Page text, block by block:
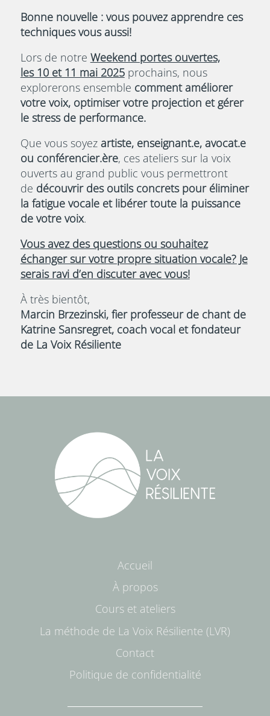
Bonne nouvelle : vous pouvez apprendre ces
techniques vous aussi!
Lors de notre Weekend portes ouvertes,
les 10 et 11 mai 2025prochains, nous
explorerons ensemble comment améliorer
votre voix, optimiser votre projection et gérer
le stress de performance.
Que vous soyez artiste, enseignant.e, avocat.e
ou conférencier.ère, ces ateliers sur la voix
ouverts au grand public vous permettront
de découvrir des outils concrets pour éliminer
la fatigue vocale et libérer toute la puissance
de votre voix.
Vous avez des questions ou souhaitez
échanger sur votre propre situation vocale? Je
serais ravi d’en discuter avec vous!
À très bientôt,
Marcin Brzezinski, fier professeur de chant de
Katrine Sansregret, coach vocal et fondateur
de La Voix Résiliente
Accueil
À propos
Cours et ateliers
La méthode de La Voix Résiliente (LVR)
Contact
Politique de confidentialité